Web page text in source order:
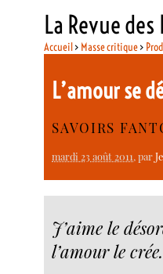
La Revue
Accueil> Masse critique>
L’amour se
SAVOIRS
mardi 23 août 2011, par
J’aime le
l’amour le crée.